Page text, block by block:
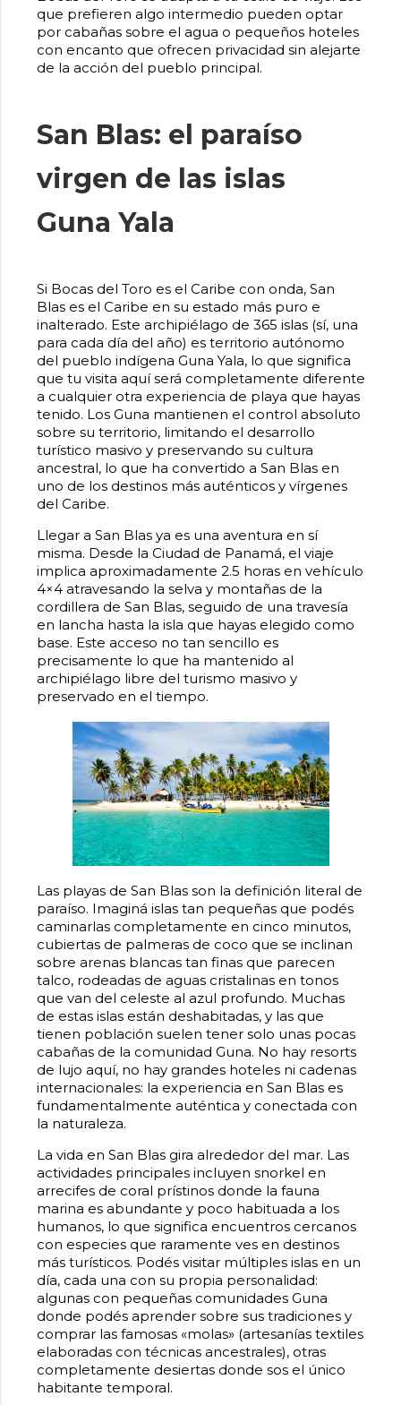
que prefieren algo intermedio pueden optar
por cabañas sobre el agua o pequeños hoteles
con encanto que ofrecen privacidad sin alejarte
de la acción del pueblo principal.
San Blas: el paraíso
virgen de las islas
Guna Yala
Si Bocas del Toro es el Caribe con onda, San
Blas es el Caribe en su estado más puro e
inalterado. Este archipiélago de 365 islas (sí, una
para cada día del año) es territorio autónomo
del pueblo indígena Guna Yala, lo que significa
que tu visita aquí será completamente diferente
a cualquier otra experiencia de playa que hayas
tenido. Los Guna mantienen el control absoluto
sobre su territorio, limitando el desarrollo
turístico masivo y preservando su cultura
ancestral, lo que ha convertido a San Blas en
uno de los destinos más auténticos y vírgenes
del Caribe.
Llegar a San Blas ya es una aventura en sí
misma. Desde la Ciudad de Panamá, el viaje
implica aproximadamente 2.5 horas en vehículo
4×4 atravesando la selva y montañas de la
cordillera de San Blas, seguido de una travesía
en lancha hasta la isla que hayas elegido como
base. Este acceso no tan sencillo es
precisamente lo que ha mantenido al
archipiélago libre del turismo masivo y
preservado en el tiempo.
Las playas de San Blas son la definición literal de
paraíso. Imaginá islas tan pequeñas que podés
caminarlas completamente en cinco minutos,
cubiertas de palmeras de coco que se inclinan
sobre arenas blancas tan finas que parecen
talco, rodeadas de aguas cristalinas en tonos
que van del celeste al azul profundo. Muchas
de estas islas están deshabitadas, y las que
tienen población suelen tener solo unas pocas
cabañas de la comunidad Guna. No hay resorts
de lujo aquí, no hay grandes hoteles ni cadenas
internacionales: la experiencia en San Blas es
fundamentalmente auténtica y conectada con
la naturaleza.
La vida en San Blas gira alrededor del mar. Las
actividades principales incluyen snorkel en
arrecifes de coral prístinos donde la fauna
marina es abundante y poco habituada a los
humanos, lo que significa encuentros cercanos
con especies que raramente ves en destinos
más turísticos. Podés visitar múltiples islas en un
día, cada una con su propia personalidad:
algunas con pequeñas comunidades Guna
donde podés aprender sobre sus tradiciones y
comprar las famosas «molas» (artesanías textiles
elaboradas con técnicas ancestrales), otras
completamente desiertas donde sos el único
habitante temporal.